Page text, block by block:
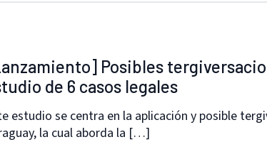
Posibles
de 6 casos legales
estudio se centra en la aplicación y posible
la cual aborda la […]